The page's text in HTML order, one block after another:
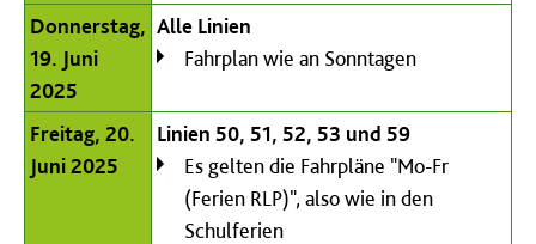
Donnerstag,
19. Juni
2025
Alle Linien
Fahrplan wie an Sonntagen
Freitag, 20.
Juni 2025
Linien 50, 51, 52, 53 und 59
Es gelten die Fahrpläne "Mo-Fr
(Ferien RLP)", also wie in den
Schulferien